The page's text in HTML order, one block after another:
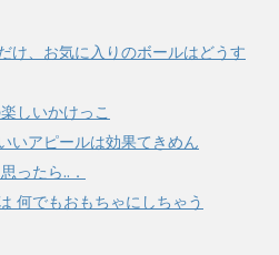
け、お気に入りのボールはどうす
しいかけっこ
いアピールは効果てきめん
ったら..．
何でもおもちゃにしちゃう